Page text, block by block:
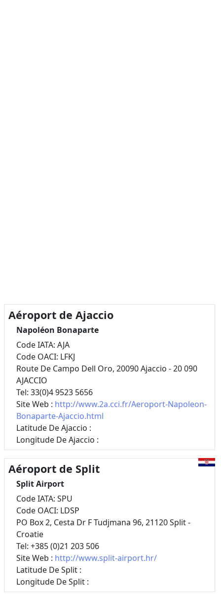
Aéroport de Ajaccio
Napoléon Bonaparte
Code IATA: AJA
Code OACI: LFKJ
Route De Campo Dell Oro, 20090 Ajaccio - 20 090
AJACCIO
Tel: 33(0)4 9523 5656
Site Web : http://www.2a.cci.fr/Aeroport-Napoleon-
Bonaparte-Ajaccio.html
Latitude De Ajaccio :
Longitude De Ajaccio :
Aéroport de Split
Split Airport
Code IATA: SPU
Code OACI: LDSP
PO Box 2, Cesta Dr F Tudjmana 96, 21120 Split -
Croatie
Tel: +385 (0)21 203 506
Site Web : http://www.split-airport.hr/
Latitude De Split :
Longitude De Split :